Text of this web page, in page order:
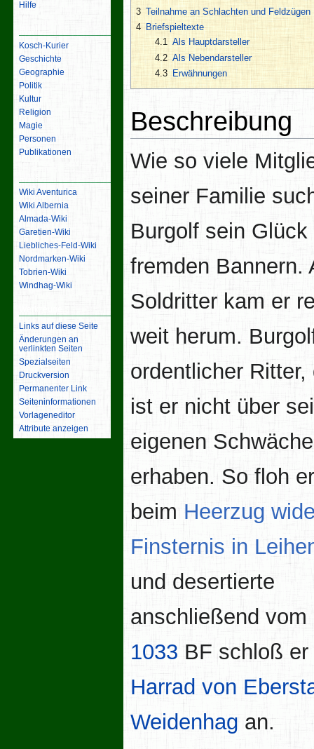
3 Teilnahme an Schlachten und Feldzügen
4 Briefspieltexte
4.1 Als Hauptdarsteller
4.2 Als Nebendarsteller
4.3
Erwähnungen
Beschreibung
Wie so viele
seiner Familie
Burgolf sein Glück
fremden Bannern.
Soldritter kam er
weit herum.
ordentlicher Ritter,
ist er nicht über
eigenen
erhaben. So floh
beim Heerzug
Finsternis in
und desertierte
anschließend vom
1033 BF schloß
Harrad von
Weidenhag an.
Hilfe
Kosch-Kurier
Geschichte
Geographie
Politik
Kultur
Religion
Magie
Personen
Publikationen
Wiki Aventurica
Wiki Albernia
Almada-Wiki
Garetien-Wiki
Liebliches-Feld-Wiki
Nordmarken-Wiki
Tobrien-Wiki
Windhag-Wiki
Links auf diese Seite
Änderungen an
verlinkten Seiten
Spezialseiten
Druckversion
Permanenter Link
Seiten­­informationen
Vorlageneditor
Attribute anzeigen